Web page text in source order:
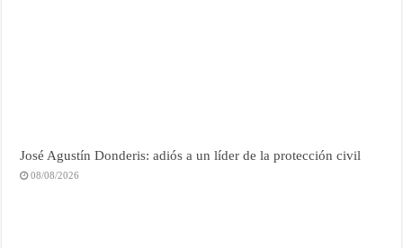
José Agustín Donderis: adiós a un líder de la protección civil
08/08/2026